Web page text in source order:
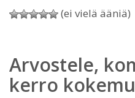
(ei vielä ääniä)
Arvostele,
kerro